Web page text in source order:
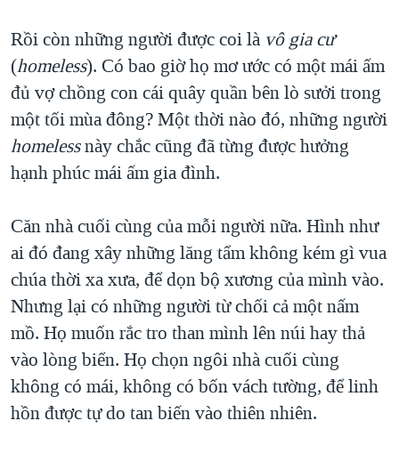
Rồi còn những người được coi là vô gia cư
(homeless). Có bao giờ họ mơ ước có một mái ấm
đủ vợ chồng con cái quây quần bên lò sưởi trong
một tối mùa đông? Một thời nào đó, những người
homelessnày chắc cũng đã từng được hưởng
hạnh phúc mái ấm gia đình.
Căn nhà cuối cùng của mỗi người nữa. Hình như
ai đó đang xây những lăng tẩm không kém gì vua
chúa thời xa xưa, để dọn bộ xương của mình vào.
Nhưng lại có những người từ chối cả một nấm
mồ. Họ muốn rắc tro than mình lên núi hay thả
vào lòng biển. Họ chọn ngôi nhà cuối cùng
không có mái, không có bốn vách tường, để linh
hồn được tự do tan biến vào thiên nhiên.